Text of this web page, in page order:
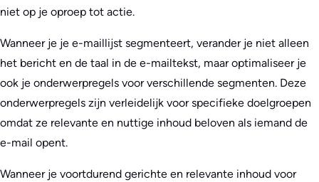
niet op je oproep tot actie.
Wanneer je je e-maillijst segmenteert, verander je niet alleen
het bericht en de taal in de e-mailtekst, maar optimaliseer je
ook je onderwerpregels voor verschillende segmenten. Deze
onderwerpregels zijn verleidelijk voor specifieke doelgroepen
omdat ze relevante en nuttige inhoud beloven als iemand de
e-mail opent.
Wanneer je voortdurend gerichte en relevante inhoud voor